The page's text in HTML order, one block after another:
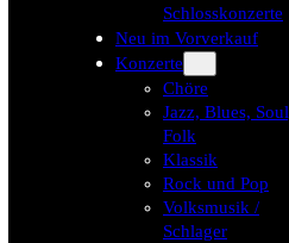
Schlosskonzerte
Neu im Vorverkauf
Konzerte
Chöre
Jazz, Blues,
Folk
Klassik
Rock und Pop
Volksmusik /
Schlager